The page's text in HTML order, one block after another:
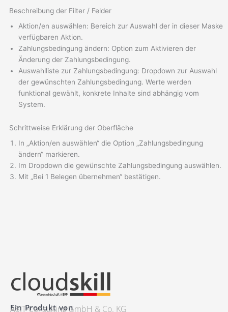
Beschreibung der Filter / Felder
Aktion/en auswählen: Bereich zur Auswahl der in dieser Maske
verfügbaren Aktion.
Zahlungsbedingung ändern: Option zum Aktivieren der
Änderung der Zahlungsbedingung.
Auswahlliste zur Zahlungsbedingung: Dropdown zur Auswahl
der gewünschten Zahlungsbedingung. Werte werden
funktional gewählt, konkrete Inhalte sind abhängig vom
System.
Schrittweise Erklärung der Oberfläche
In „Aktion/en auswählen“ die Option „Zahlungsbedingung
ändern“ markieren.
Im Dropdown die gewünschte Zahlungsbedingung auswählen.
Mit „Bei 1 Belegen übernehmen“ bestätigen.
Ein Produkt von
ASIT-Consulting GmbH & Co. KG